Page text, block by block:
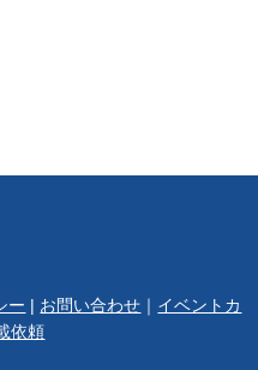
ー | お問い合わせ ｜ イベントカ
依頼